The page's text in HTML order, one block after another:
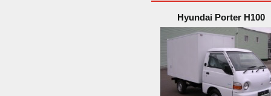
Hyundai Porter H100